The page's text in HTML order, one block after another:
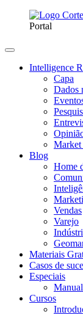
Portal
Intelligence
Capa
Dados
Blog
Home
Vendas
Varejo
Materiais
Casos de
Especiais
Cursos